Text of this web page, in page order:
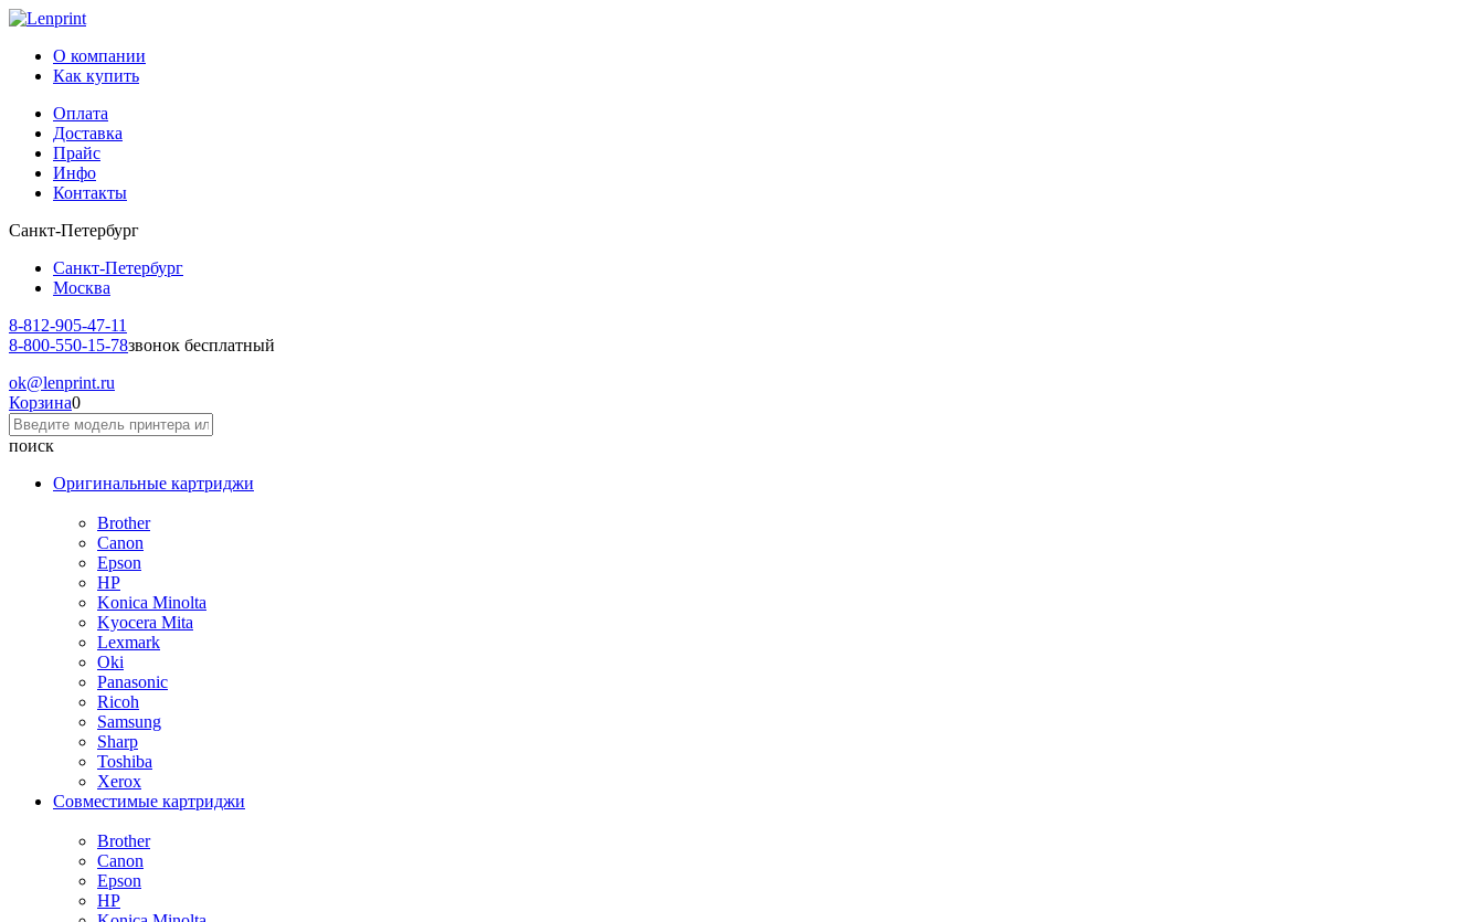
О компании
Как купить
Оплата
Доставка
Прайс
Инфо
Контакты
Санкт-Петербург
Санкт-Петербург
Москва
8-812-905-47-11
8-800-550-15-78звонок бесплатный
ok@lenprint.ru
Корзина0
поиск
Оригинальные картриджи
Brother
Canon
Epson
HP
Konica Minolta
Kyocera Mita
Lexmark
Oki
Panasonic
Ricoh
Samsung
Sharp
Toshiba
Xerox
Совместимые картриджи
Brother
Canon
Epson
HP